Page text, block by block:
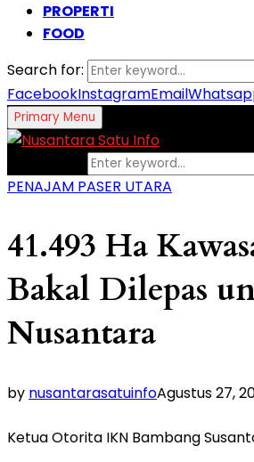
PROPERTI
FOOD
Search for:
FacebookInstagramEmail
Primary Menu
PENAJAM PASER UTARA
41.493 Ha
Bakal Dilepas
Nusantara
by nusantarasatuinfoAgustus 27,
Ketua Otorita IKN Bambang